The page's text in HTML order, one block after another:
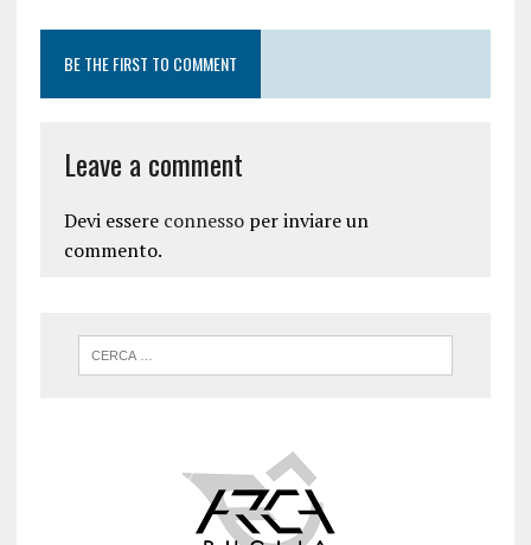
BE THE FIRST TO COMMENT
Leave a comment
Devi essere connessoper inviare un
commento.